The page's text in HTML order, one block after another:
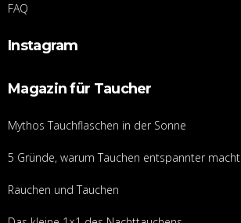
FAQ
Instagram
Magazin für Taucher
Mythos Tauchflaschen in der Sonne
5 Gründe, warum Tauchen entspannter macht
Rauchen und Tauchen